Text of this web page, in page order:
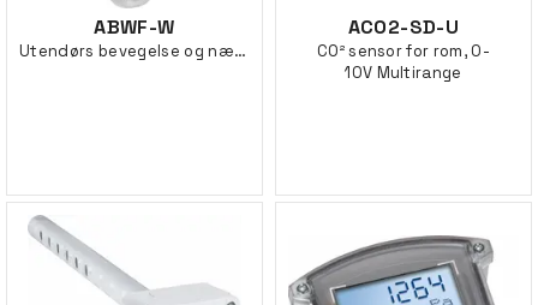
ABWF-W
Utendørs bevegelse og nærværsdetektor
ACO2-SD-U
CO² sensor for rom, 0-
10V Multirange